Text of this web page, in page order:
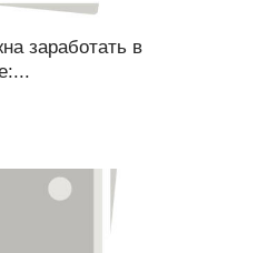
заработать в